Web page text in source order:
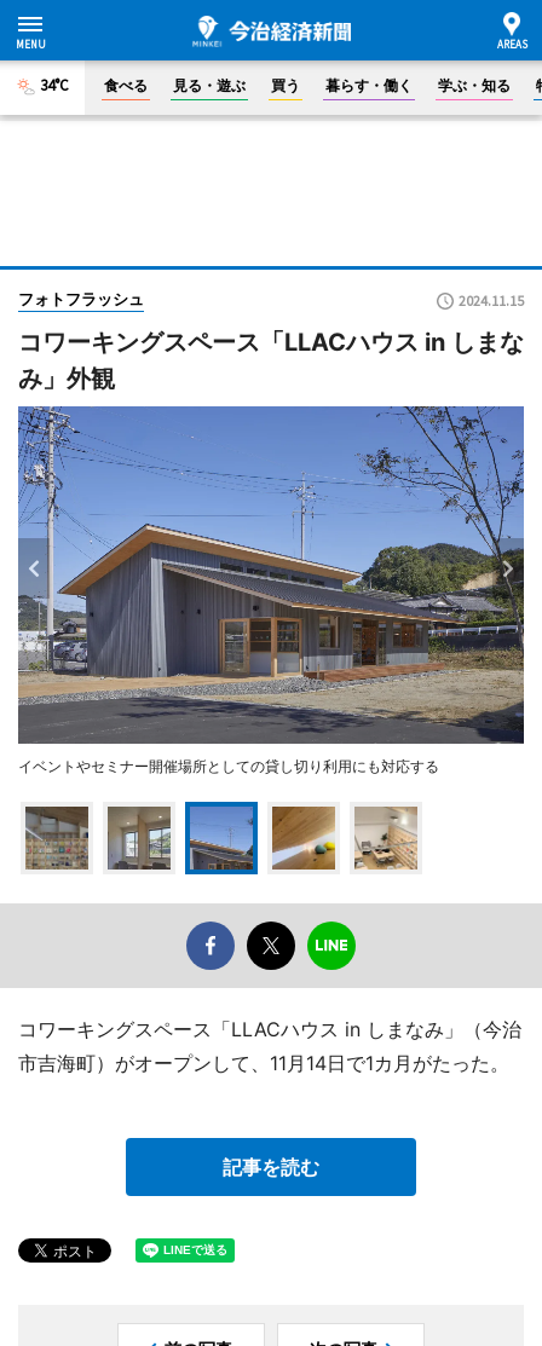
34°C 食べる 見る・遊ぶ 買う 暮らす・働く 学ぶ・知る
フォトフラッシュ 2024.11.15
コワーキングスペース「LLACハウス in しまな
み」外観
イベントやセミナー開催場所としての貸し切り利用にも対応する
コワーキングスペース「LLACハウス in しまなみ」（今治
市吉海町）がオープンして、11月14日で1カ月がたった。
記事を読む